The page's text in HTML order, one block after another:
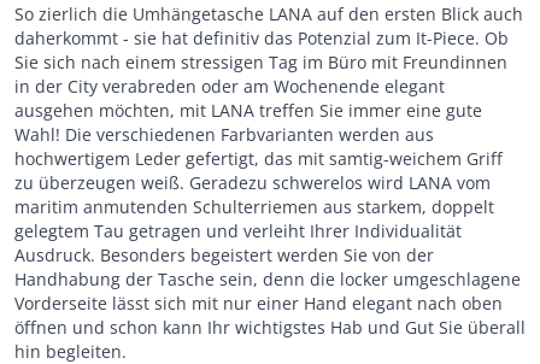
So zierlich die Umhängetasche LANA auf den ersten Blick auch
daherkommt - sie hat definitiv das Potenzial zum It-Piece. Ob
Sie sich nach einem stressigen Tag im Büro mit Freundinnen
in der City verabreden oder am Wochenende elegant
ausgehen möchten, mit LANA treffen Sie immer eine gute
Wahl! Die verschiedenen Farbvarianten werden aus
hochwertigem Leder gefertigt, das mit samtig-weichem Griff
zu überzeugen weiß. Geradezu schwerelos wird LANA vom
maritim anmutenden Schulterriemen aus starkem, doppelt
gelegtem Tau getragen und verleiht Ihrer Individualität
Ausdruck. Besonders begeistert werden Sie von der
Handhabung der Tasche sein, denn die locker umgeschlagene
Vorderseite lässt sich mit nur einer Hand elegant nach oben
öffnen und schon kann Ihr wichtigstes Hab und Gut Sie überall
hin begleiten.